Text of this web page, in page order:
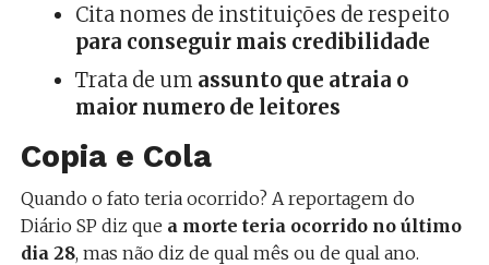
Cita nomes de instituições de respeito
para conseguir mais credibilidade
Trata de um assunto que atraia o
maior numero de leitores
Copia e Cola
Quando o fato teria ocorrido? A reportagem do
Diário SP diz que a morte teria ocorrido no último
dia 28, mas não diz de qual mês ou de qual ano.